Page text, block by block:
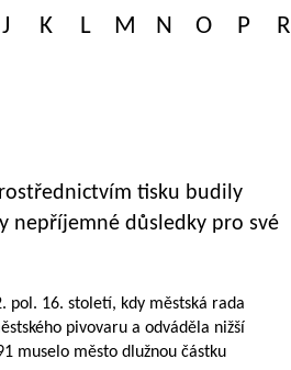
J K L M N O P R
tisku budily
nepříjemné důsledky pro své
pol. 16. století, kdy městská rada
pivovaru a odváděla nižší
muselo město dlužnou částku